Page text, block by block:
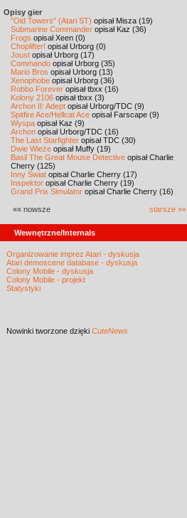
Opisy gier
"Old Towers" (Atari ST) opisał Misza (19)
Submarine Commander opisał Kaz (36)
Frogs opisał Xeen (0)
Choplifter! opisał Urborg (0)
Joust opisał Urborg (17)
Commando opisał Urborg (35)
Mario Bros opisał Urborg (13)
Xenophobe opisał Urborg (36)
Robbo Forever opisał tbxx (16)
Kolony 2106 opisał tbxx (3)
Archon II: Adept opisał Urborg/TDC (9)
Spitfire Ace/Hellcat Ace opisał Farscape (9)
Wyspa opisał Kaz (9)
Archon opisał Urborg/TDC (16)
The Last Starfighter opisał TDC (30)
Dwie Wieże opisał Muffy (19)
Basil The Great Mouse Detective opisał Charlie
Cherry (125)
Inny Świat opisał Charlie Cherry (17)
Inspektor opisał Charlie Cherry (19)
Grand Prix Simulator opisał Charlie Cherry (16)
«« nowsze starsze »»
Wewnętrzne/Internals
Organizowanie imprez Atari - dyskusja
Atari demoscene database - dyskusja
Colony Mobile - dyskusja
Colony Mobile - projekt
Statystyki
Nowinki tworzone dzięki CuteNews